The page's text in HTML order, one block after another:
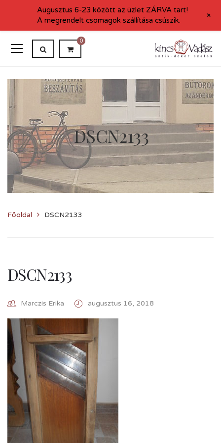
0
DSCN2133
Főoldal DSCN2133
DSCN2133
Marczis Erika augusztus 16, 2018
Augusztus 6-23 között az üzlet ZÁRVA tart!
A megrendelt csomagok szállítása csúszik.
+